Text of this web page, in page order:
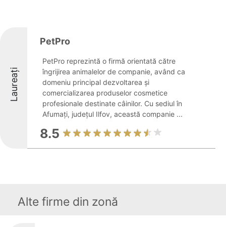
Laureați
PetPro
PetPro reprezintă o firmă orientată către
îngrijirea animalelor de companie, având ca
domeniu principal dezvoltarea și
comercializarea produselor cosmetice
profesionale destinate câinilor. Cu sediul în
Afumați, județul Ilfov, această companie ...
8.5
Alte firme din zonă